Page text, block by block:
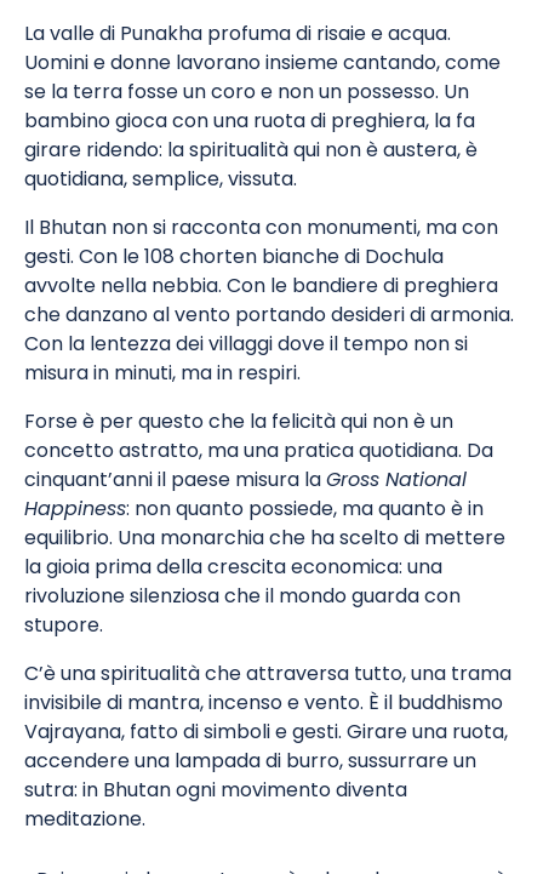
La valle di Punakha profuma di risaie e acqua.
Uomini e donne lavorano insieme cantando, come
se la terra fosse un coro e non un possesso. Un
bambino gioca con una ruota di preghiera, la fa
girare ridendo: la spiritualità qui non è austera, è
quotidiana, semplice, vissuta.
Il Bhutan non si racconta con monumenti, ma con
gesti. Con le 108 chorten bianche di Dochula
avvolte nella nebbia. Con le bandiere di preghiera
che danzano al vento portando desideri di armonia.
Con la lentezza dei villaggi dove il tempo non si
misura in minuti, ma in respiri.
Forse è per questo che la felicità qui non è un
concetto astratto, ma una pratica quotidiana. Da
cinquant’anni il paese misura laGross National
Happiness: non quanto possiede, ma quanto è in
equilibrio. Una monarchia che ha scelto di mettere
la gioia prima della crescita economica: una
rivoluzione silenziosa che il mondo guarda con
stupore.
C’è una spiritualità che attraversa tutto, una trama
invisibile di mantra, incenso e vento. È il buddhismo
Vajrayana, fatto di simboli e gesti. Girare una ruota,
accendere una lampada di burro, sussurrare un
sutra: in Bhutan ogni movimento diventa
meditazione.